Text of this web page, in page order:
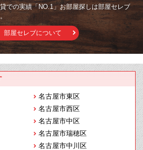
での実績「NO.1」お部屋探しは部屋セレブ
部屋セレブについて
名古屋市東区
名古屋市西区
名古屋市中区
名古屋市瑞穂区
名古屋市中川区